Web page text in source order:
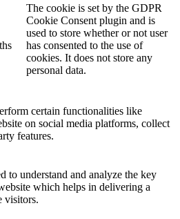
The cookie is set by the GDPR
Cookie Consent plugin and is
used to store whether or not user
has consented to the use of
cookies. It does not store any
personal data.
certain functionalities like
on social media platforms, collect
features.
to understand and analyze the key
which helps in delivering a
visitors.